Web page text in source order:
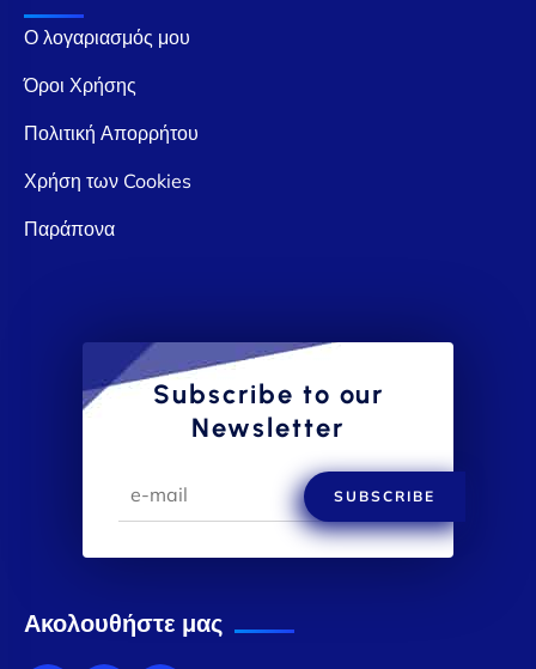
Ο λογαριασμός μου
Όροι Χρήσης
Πολιτική Απορρήτου
Χρήση των Cookies
Παράπονα
Subscribe to our
Newsletter
SUBSCRIBE
Ακολουθήστε μας